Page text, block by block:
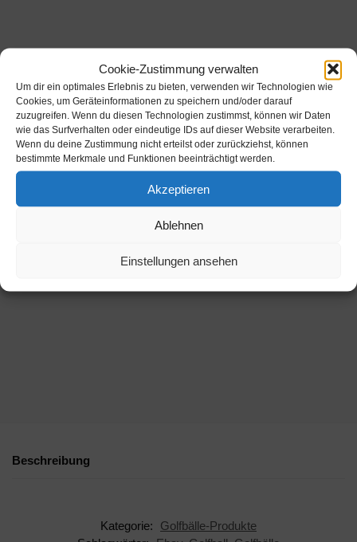
Cookie-Zustimmung verwalten
Um dir ein optimales Erlebnis zu bieten, verwenden wir Technologien wie
Cookies, um Geräteinformationen zu speichern und/oder darauf
zuzugreifen. Wenn du diesen Technologien zustimmst, können wir Daten
wie das Surfverhalten oder eindeutige IDs auf dieser Website verarbeiten.
Wenn du deine Zustimmung nicht erteilst oder zurückziehst, können
bestimmte Merkmale und Funktionen beeinträchtigt werden.
Akzeptieren
Ablehnen
Einstellungen ansehen
Werbung
Werbung
Beschreibung
Kategorie:
Golfbälle-Produkte